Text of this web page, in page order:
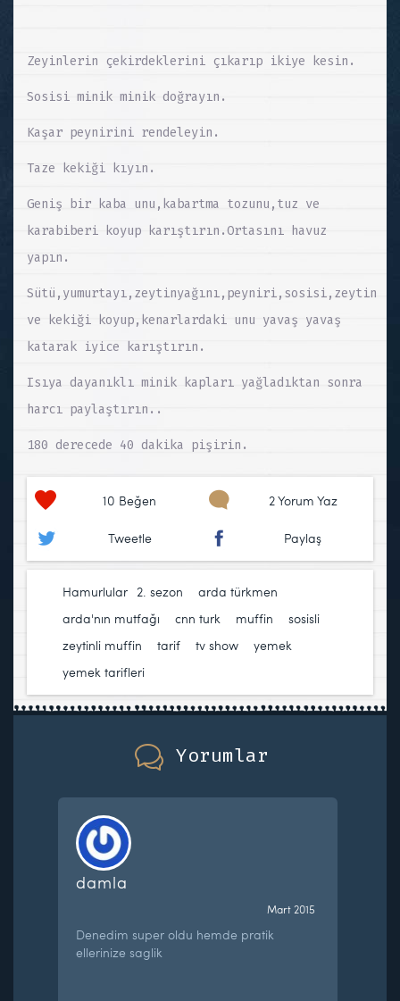
Zeyinlerin çekirdeklerini çıkarıp ikiye kesin.
Sosisi minik minik doğrayın.
Kaşar peynirini rendeleyin.
Taze kekiği kıyın.
Geniş bir kaba unu,kabartma tozunu,tuz ve
karabiberi koyup karıştırın.Ortasını havuz
yapın.
Sütü,yumurtayı,zeytinyağını,peyniri,sosisi,zeytin
ve kekiği koyup,kenarlardaki unu yavaş yavaş
katarak iyice karıştırın.
Isıya dayanıklı minik kapları yağladıktan sonra
harcı paylaştırın..
180 derecede 40 dakika pişirin.
10 Beğen 2 Yorum Yaz
Tweetle Paylaş
Hamurlular 2. sezon arda türkmen
arda'nın mutfağı
cnn turk muffin
sosisli
zeytinli muffin
tarif tv show yemek
yemek tarifleri
Yorumlar
damla
Mart 2015
Denedim super oldu hemde pratik
ellerinize saglik